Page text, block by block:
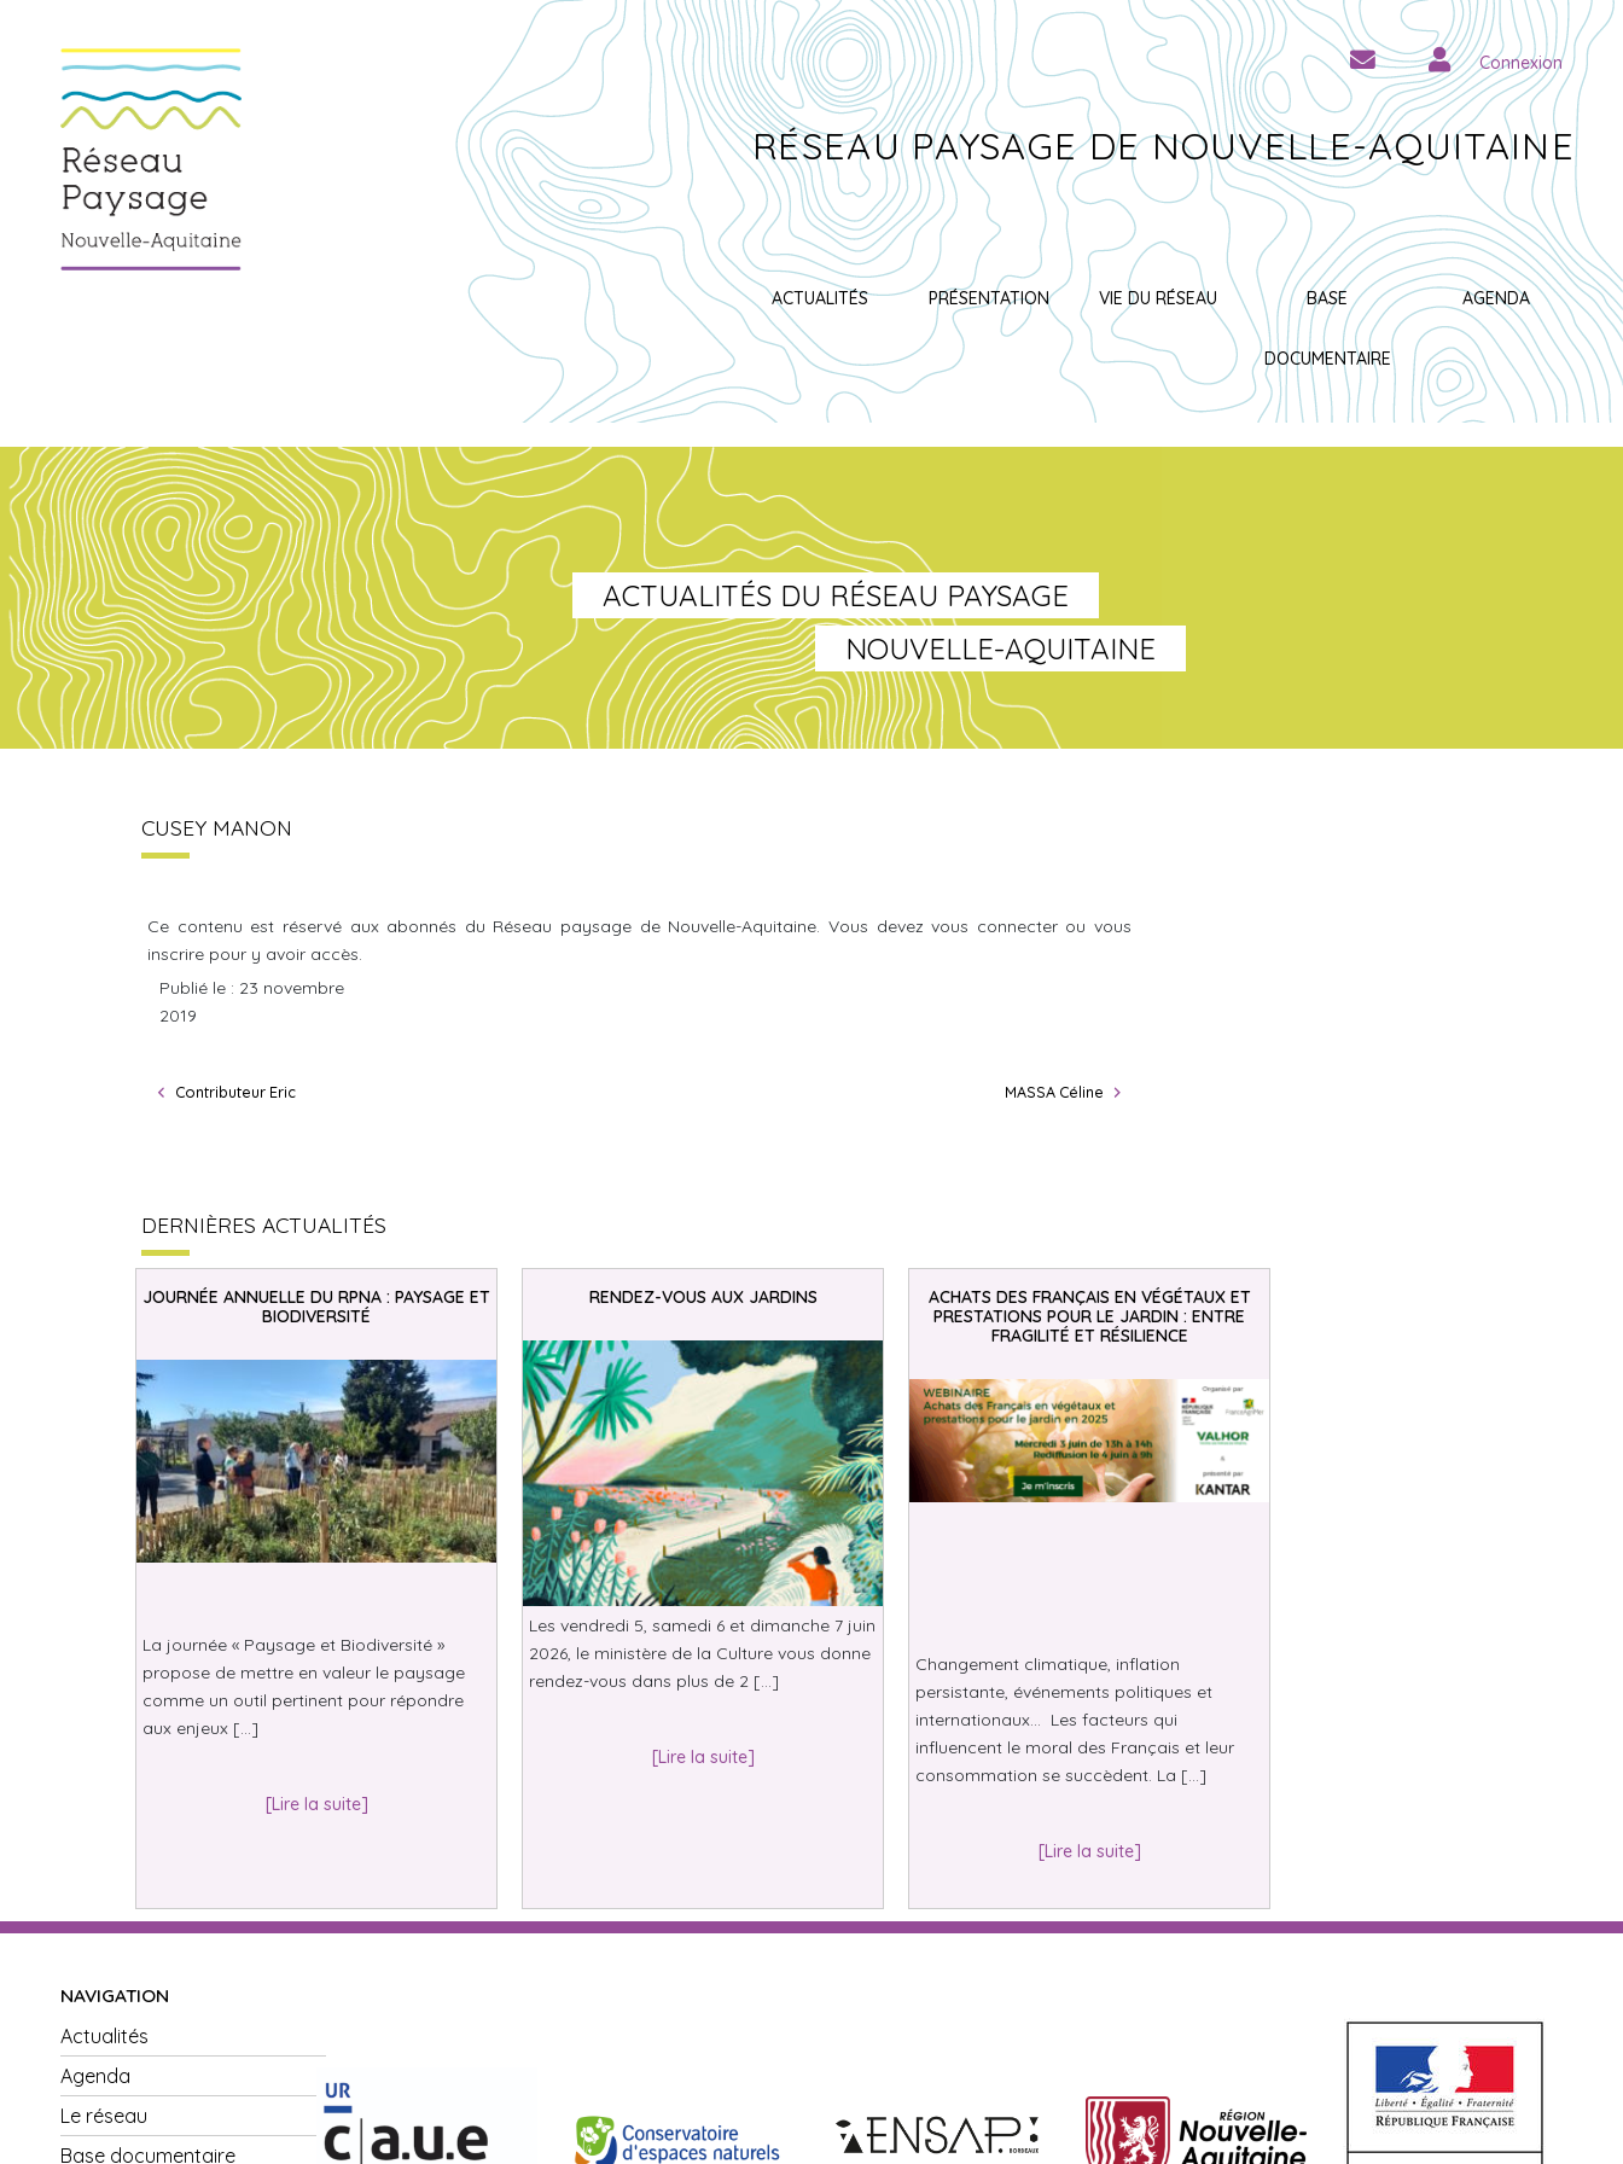
Connexion
RÉSEAU PAYSAGE DE NOUVELLE-AQUITAINE
ACTUALITÉS PRÉSENTATION VIE DU RÉSEAU BASE
DOCUMENTAIRE
AGENDA
ACTUALITÉS DU RÉSEAU PAYSAGE
NOUVELLE-AQUITAINE
CUSEY MANON
Ce contenu est réservé aux abonnés du Réseau paysage de Nouvelle-Aquitaine. Vous devez vous connecter ou vous
inscrire pour y avoir accès.
Publié le : 23 novembre
2019
Contributeur Eric MASSA Céline
DERNIÈRES ACTUALITÉS
JOURNÉE ANNUELLE DU RPNA : PAYSAGE ET
BIODIVERSITÉ
La journée « Paysage et Biodiversité »
propose de mettre en valeur le paysage
comme un outil pertinent pour répondre
aux enjeux […]
[Lire la suite]
RENDEZ-VOUS AUX JARDINS
Les vendredi 5, samedi 6 et dimanche 7 juin
2026, le ministère de la Culture vous donne
rendez-vous dans plus de 2 […]
[Lire la suite]
ACHATS DES FRANÇAIS EN VÉGÉTAUX ET
PRESTATIONS POUR LE JARDIN : ENTRE
FRAGILITÉ ET RÉSILIENCE
Changement climatique, inflation
persistante, événements politiques et
internationaux… Les facteurs qui
influencent le moral des Français et leur
consommation se succèdent. La […]
[Lire la suite]
NAVIGATION
Actualités
Agenda
Le réseau
Base documentaire